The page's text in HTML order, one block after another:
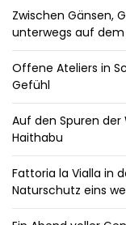
Zwischen Gänsen,
unterwegs auf dem
Offene Ateliers in
Gefühl
Auf den Spuren der
Haithabu
Fattoria la Vialla in
Naturschutz eins